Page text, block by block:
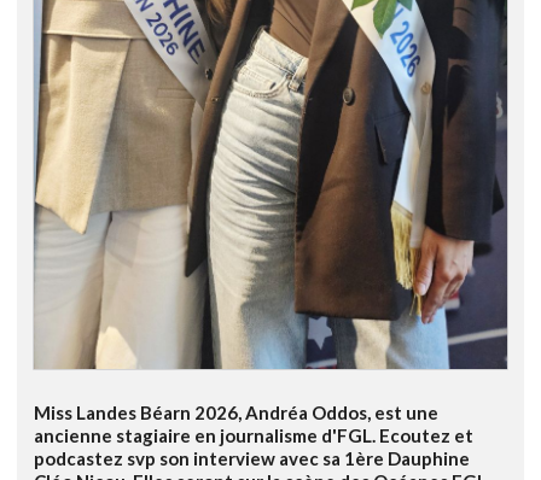
Miss Landes Béarn 2026, Andréa Oddos, est une
ancienne stagiaire en journalisme d'FGL. Ecoutez et
podcastez svp son interview avec sa 1ère Dauphine